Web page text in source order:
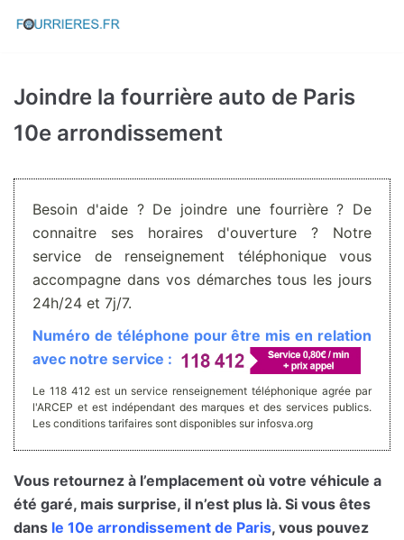
Aller
Joindre la fourrière auto de Paris
10e arrondissement
Besoin d'aide ? De joindre une fourrière ? De
connaitre ses horaires d'ouverture ? Notre
service de renseignement téléphonique vous
accompagne dans vos démarches tous les jours
24h/24 et 7j/7.
Numéro de téléphone pour être mis en relation
avec notre service :
Le 118 412 est un service renseignement téléphonique agrée par
l'ARCEP et est indépendant des marques et des services publics.
Les conditions tarifaires sont disponibles sur infosva.org
Vous retournez à l’emplacement où votre véhicule a
été garé, mais surprise, il n’est plus là. Si vous êtes
dans le 10e arrondissement de Paris, vous pouvez